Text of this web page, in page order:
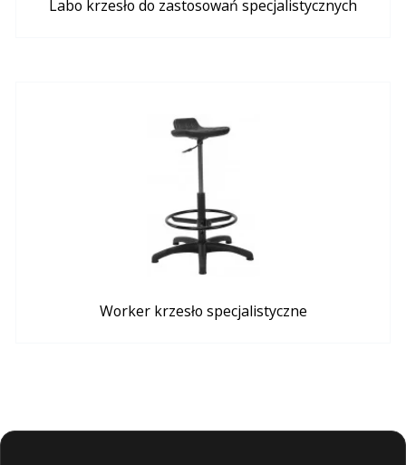
Labo krzesło do zastosowań specjalistycznych
Worker krzesło specjalistyczne